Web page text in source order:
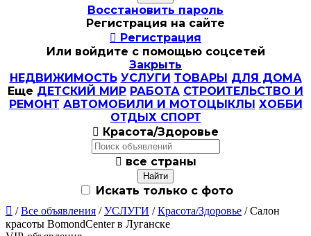
Восстановить пароль
Регистрация на сайте
 Регистрация
Или войдите с помощью соцсетей
Закрыть
НЕДВИЖИМОСТЬ УСЛУГИ ТОВАРЫ ДЛЯ ДОМА
Еще ДЕТСКИЙ МИР РАБОТА СТРОИТЕЛЬСТВО И
РЕМОНТ АВТОМОБИЛИ И МОТОЦЫКЛЫ ХОББИ
ОТДЫХ СПОРТ
 Красота/Здоровье
 все страны
Искать только с фото
 /Все объявления /УСЛУГИ /Красота/Здоровье / Салон
красоты BomondCenter в Луганске